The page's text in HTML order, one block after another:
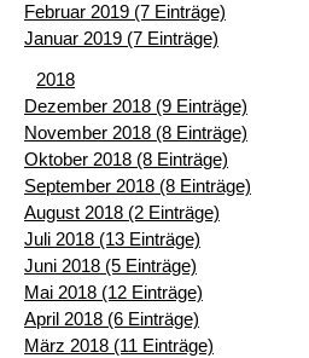
Februar 2019 (7 Einträge)
Januar 2019 (7 Einträge)
2018
Dezember 2018 (9 Einträge)
November 2018 (8 Einträge)
Oktober 2018 (8 Einträge)
September 2018 (8 Einträge)
August 2018 (2 Einträge)
Juli 2018 (13 Einträge)
Juni 2018 (5 Einträge)
Mai 2018 (12 Einträge)
April 2018 (6 Einträge)
März 2018 (11 Einträge)